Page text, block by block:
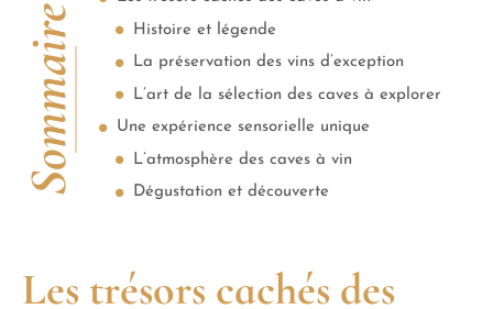
Sommaire
Histoire et légende
La préservation des vins d’exception
L’art de la sélection des caves à explorer
Une expérience sensorielle unique
L’atmosphère des caves à vin
Dégustation et découverte
Les trésors cachés des